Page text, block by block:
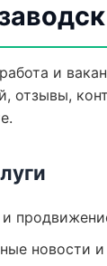
и
отзывы,
новости